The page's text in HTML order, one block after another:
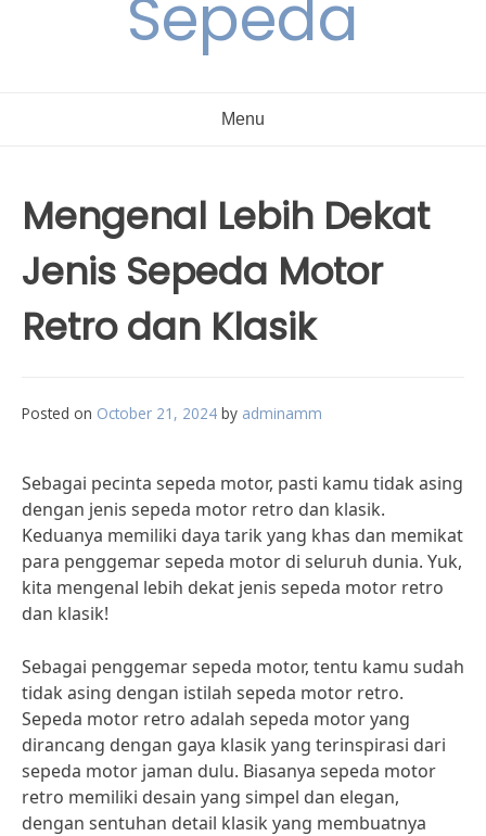
Sepeda
Menu
Mengenal Lebih Dekat
Jenis Sepeda Motor
Retro dan Klasik
Posted on October 21, 2024 by adminamm
Sebagai pecinta sepeda motor, pasti kamu tidak asing
dengan jenis sepeda motor retro dan klasik.
Keduanya memiliki daya tarik yang khas dan memikat
para penggemar sepeda motor di seluruh dunia. Yuk,
kita mengenal lebih dekat jenis sepeda motor retro
dan klasik!
Sebagai penggemar sepeda motor, tentu kamu sudah
tidak asing dengan istilah sepeda motor retro.
Sepeda motor retro adalah sepeda motor yang
dirancang dengan gaya klasik yang terinspirasi dari
sepeda motor jaman dulu. Biasanya sepeda motor
retro memiliki desain yang simpel dan elegan,
dengan sentuhan detail klasik yang membuatnya